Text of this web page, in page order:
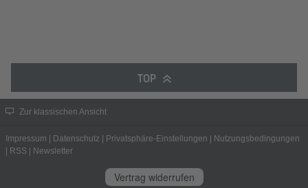
TOP
Zur klassischen Ansicht
Impressum | Datenschutz | Privatsphäre-Einstellungen | Nutzungsbedingungen
| RSS | Newsletter
Vertrag widerrufen